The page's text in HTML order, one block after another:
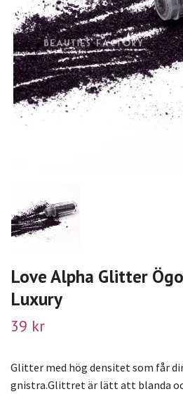
Love Alpha Glitter
Luxury
39 kr
Glitter med hög densitet som får
gnistra.Glittret är lätt att blanda